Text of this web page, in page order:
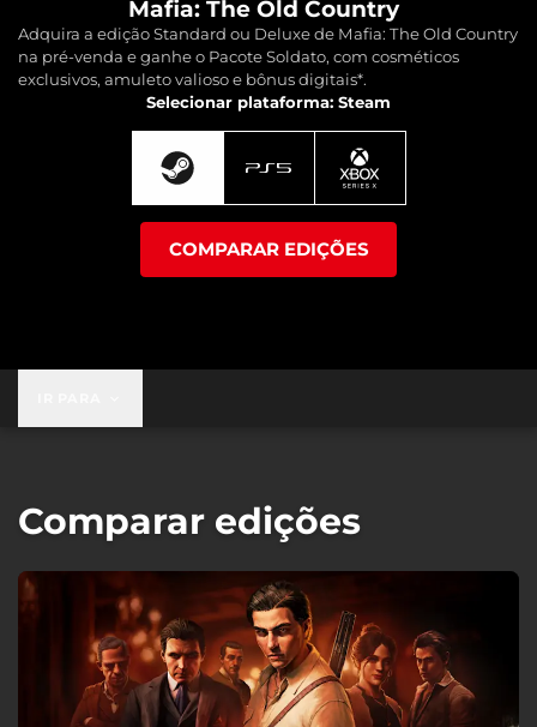
Mafia: The Old Country
Adquira a edição Standard ou Deluxe de Mafia: The Old Country
na pré-venda e ganhe o Pacote Soldato, com cosméticos
exclusivos, amuleto valioso e bônus digitais*.
Selecionar plataforma: Steam
COMPARAR EDIÇÕES
Comparar edições